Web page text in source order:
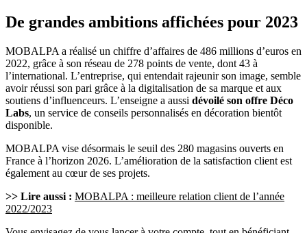
De grandes ambitions affichées pour 2023
MOBALPA a réalisé un chiffre d’affaires de 486 millions d’euros en
2022, grâce à son réseau de 278 points de vente, dont 43 à
l’international. L’entreprise, qui entendait rajeunir son image, semble
avoir réussi son pari grâce à la digitalisation de sa marque et aux
soutiens d’influenceurs. L’enseigne a aussi dévoilé son offre Déco
Labs, un service de conseils personnalisés en décoration bientôt
disponible.
MOBALPA vise désormais le seuil des 280 magasins ouverts en
France à l’horizon 2026. L’amélioration de la satisfaction client est
également au cœur de ses projets.
>> Lire aussi : MOBALPA : meilleure relation client de l’année
2022/2023